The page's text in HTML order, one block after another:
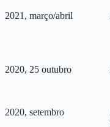
2021, março/abril
2020, 25 outubro
2020, setembro